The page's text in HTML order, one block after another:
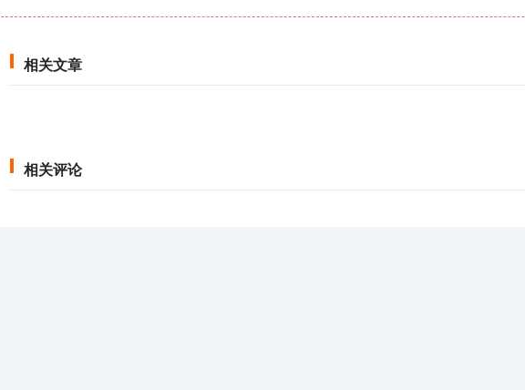
相关文章
相关评论